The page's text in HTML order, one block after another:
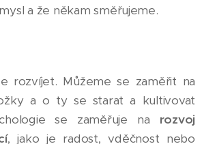
a že někam směřujeme.
rozvíjet. Můžeme se zaměřit na
a o ty se starat a kultivovat
se zaměřuje na rozvoj
, jako je radost, vděčnost nebo